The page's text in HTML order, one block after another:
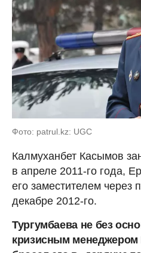
Фото: patrul.kz: UGC
Калмуханбет Касымов
в апреле 2011-го года,
его заместителем через
декабре 2012-го.
Тургумбаева не без
кризисным